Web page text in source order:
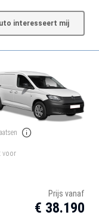
interesseert mij
voor
Prijs vanaf
€ 38.190